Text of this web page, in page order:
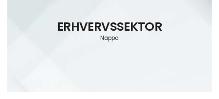
ERHVERVSSEKTOR
Nappa